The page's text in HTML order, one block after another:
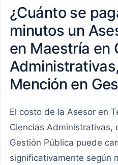
¿Cuánto se
minutos un
en Maestría en
Mención en
El costo de la Asesor en
Ciencias Administrativas,
Gestión Pública puede
significativamente según